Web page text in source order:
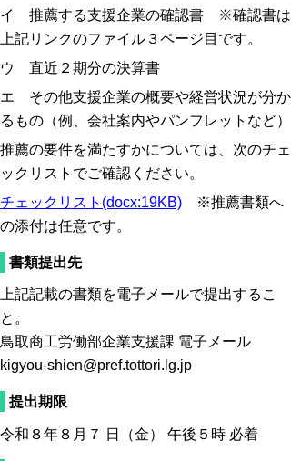
イ 推薦する支援企業の確認書
※確認書は
上記リンクのファイル３ページ目です。
ウ 直近２期分の決算書
エ その他支援企業の概要や経営状況が分か
るもの（例、会社案内やパンフレットなど）
推薦の要件を満たすかについては、次のチェ
ックリストでご確認ください。
チェックリスト(docx:19KB) ※推薦書類へ
の添付は任意です。
書類提出先
上記記載の書類を電子メールで提出するこ
と。
鳥取商工労働部企業支援課 電子メール
kigyou-shien@pref.tottori.lg.jp
提出期限
令和８年８月７ 日（金） 午後５時 必着